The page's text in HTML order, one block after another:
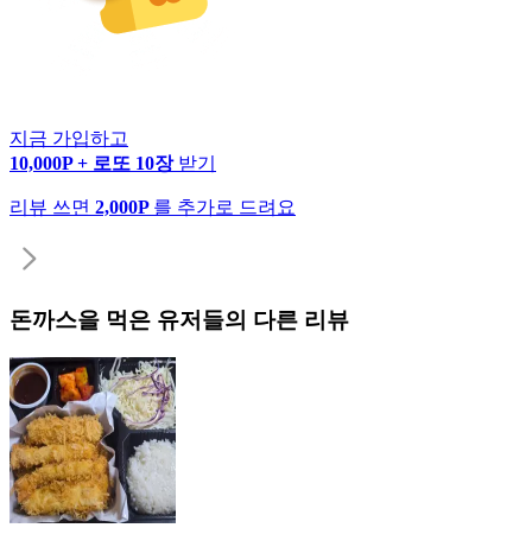
지금 가입하고
10,000P + 로또 10장 받기
리뷰 쓰면 2,000P 를 추가로 드려요
돈까스을 먹은 유저들의 다른 리뷰